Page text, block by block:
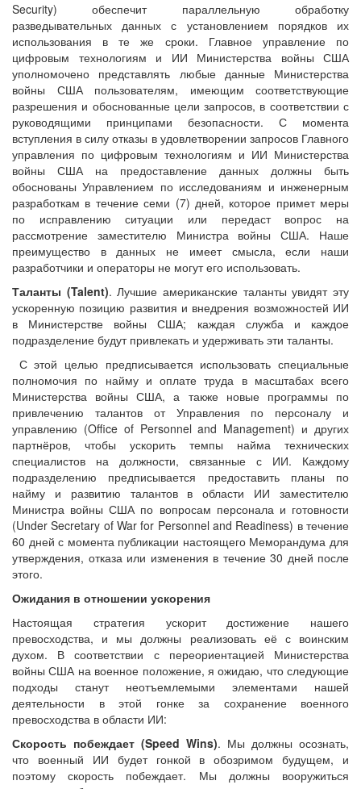
Security) обеспечит параллельную обработку
разведывательных данных с установлением порядков их
использования в те же сроки. Главное управление по
цифровым технологиям и ИИ Министерства войны США
уполномочено представлять любые данные Министерства
войны США пользователям, имеющим соответствующие
разрешения и обоснованные цели запросов, в соответствии с
руководящими принципами безопасности. С момента
вступления в силу отказы в удовлетворении запросов Главного
управления по цифровым технологиям и ИИ Министерства
войны США на предоставление данных должны быть
обоснованы Управлением по исследованиям и инженерным
разработкам в течение семи (7) дней, которое примет меры
по исправлению ситуации или передаст вопрос на
рассмотрение заместителю Министра войны США. Наше
преимущество в данных не имеет смысла, если наши
разработчики и операторы не могут его использовать.
Таланты (Talent). Лучшие американские таланты увидят эту
ускоренную позицию развития и внедрения возможностей ИИ
в Министерстве войны США; каждая служба и каждое
подразделение будут привлекать и удерживать эти таланты.
С этой целью предписывается использовать специальные
полномочия по найму и оплате труда в масштабах всего
Министерства войны США, а также новые программы по
привлечению талантов от Управления по персоналу и
управлению (Office of Personnel and Management) и других
партнёров, чтобы ускорить темпы найма технических
специалистов на должности, связанные с ИИ. Каждому
подразделению предписывается предоставить планы по
найму и развитию талантов в области ИИ заместителю
Министра войны США по вопросам персонала и готовности
(Under Secretary of War for Personnel and Readiness) в течение
60 дней с момента публикации настоящего Меморандума для
утверждения, отказа или изменения в течение 30 дней после
этого.
Ожидания в отношении ускорения
Настоящая стратегия ускорит достижение нашего
превосходства, и мы должны реализовать её с воинским
духом. В соответствии с переориентацией Министерства
войны США на военное положение, я ожидаю, что следующие
подходы станут неотъемлемыми элементами нашей
деятельности в этой гонке за сохранение военного
превосходства в области ИИ:
Скорость побеждает (Speed Wins). Мы должны осознать,
что военный ИИ будет гонкой в обозримом будущем, и
поэтому скорость побеждает. Мы должны вооружиться